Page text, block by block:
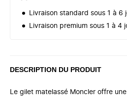
Livraison standard sous 1 à 6
Livraison premium sous 1 à 4
DESCRIPTION DU PRODUIT
Le gilet matelassé Moncler offre